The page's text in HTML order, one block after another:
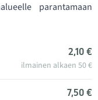
parantamaan
2,10 €
ilmainen alkaen 50 €
7,50 €